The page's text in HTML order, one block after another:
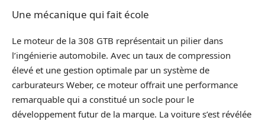
Une mécanique qui fait école
Le moteur de la 308 GTB représentait un pilier dans
l’ingénierie automobile. Avec un taux de compression
élevé et une gestion optimale par un système de
carburateurs Weber, ce moteur offrait une performance
remarquable qui a constitué un socle pour le
développement futur de la marque. La voiture s’est révélée